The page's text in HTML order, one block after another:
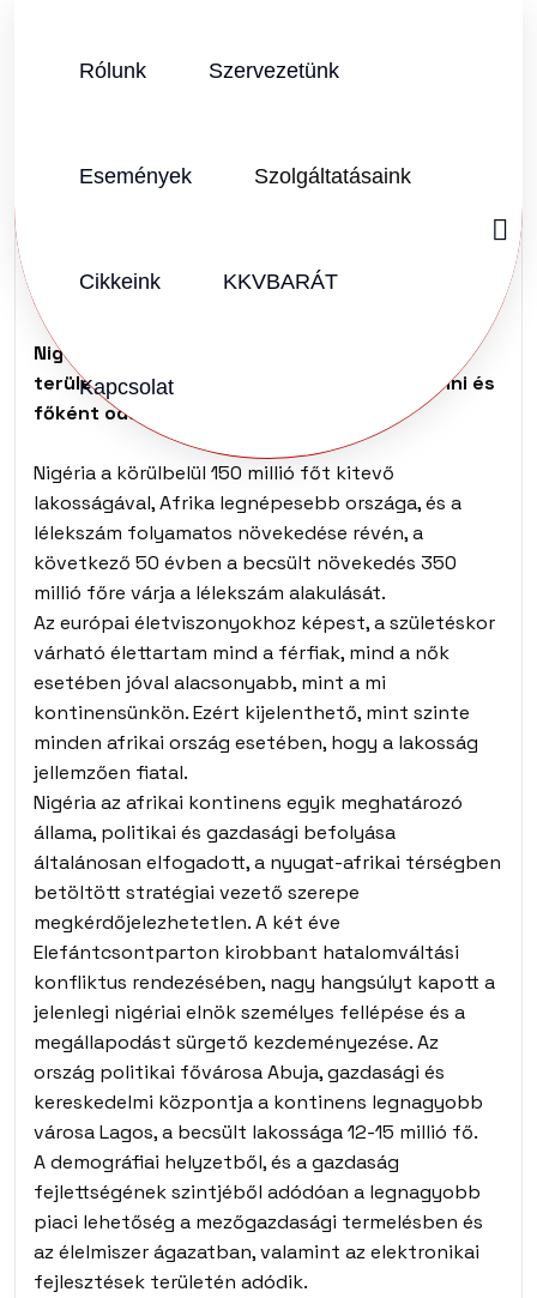
Rólunk Szervezetünk
Események Szolgáltatásaink
Cikkeink KKVBARÁT
Kapcsolat
2013.01.28. Vélemény (0)
Nigériában?
Nigéria távoli, a mesék birodalmába tartozó
terület sokak számára. Mit lehet onnan venni és
főként oda eladni?
Nigéria a körülbelül 150 millió főt kitevő
lakosságával, Afrika legnépesebb országa, és a
lélekszám folyamatos növekedése révén, a
következő 50 évben a becsült növekedés 350
millió főre várja a lélekszám alakulását.
Az európai életviszonyokhoz képest, a születéskor
várható élettartam mind a férfiak, mind a nők
esetében jóval alacsonyabb, mint a mi
kontinensünkön. Ezért kijelenthető, mint szinte
minden afrikai ország esetében, hogy a lakosság
jellemzően fiatal.
Nigéria az afrikai kontinens egyik meghatározó
állama, politikai és gazdasági befolyása
általánosan elfogadott, a nyugat-afrikai térségben
betöltött stratégiai vezető szerepe
megkérdőjelezhetetlen. A két éve
Elefántcsontparton kirobbant hatalomváltási
konfliktus rendezésében, nagy hangsúlyt kapott a
jelenlegi nigériai elnök személyes fellépése és a
megállapodást sürgető kezdeményezése. Az
ország politikai fővárosa Abuja, gazdasági és
kereskedelmi központja a kontinens legnagyobb
városa Lagos, a becsült lakossága 12-15 millió fő.
A demográfiai helyzetből, és a gazdaság
fejlettségének szintjéből adódóan a legnagyobb
piaci lehetőség a mezőgazdasági termelésben és
az élelmiszer ágazatban, valamint az elektronikai
fejlesztések területén adódik.